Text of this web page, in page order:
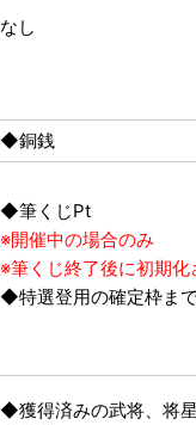
なし
◆銅銭
◆筆くじPt
※開催中の場合のみ
※筆くじ終了後に初期化
◆特選登用の確定枠ま
◆獲得済みの武将、将